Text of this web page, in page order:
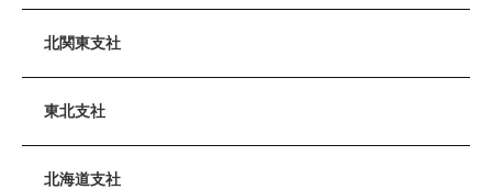
北関東支社
東北支社
北海道支社